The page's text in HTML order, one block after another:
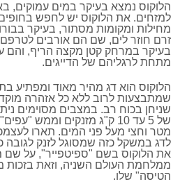
הלוקוס נמצא בעיקר במים עמוקים,
למזחים. את הלוקוס יש לחפש
מחילות ומקומות מסתור, בעיקר
זרם חוזר לים, שם הם אורבים
בעיקר במרחק קטן מקצה הריף, והם
מתחת לרגליהם של הדייגים.
הלוקוס הוא דג מהיר מאוד ומפתיע
שמתבצעות לרוב ללא כל אזהרה
שניחן בכוח רב. במצבים מסוימים
של 5 עד 10 ק"ג מזנקים וממש
מטר וחצי מעל פני המים. תארו
לדג במשקל כזה שמסוגל לזנק לגובה
את הלוקוס בשם "ספיטפייר", על
ממלחמת העולם השניה, וזאת בזכות
הטיסה" שלו.